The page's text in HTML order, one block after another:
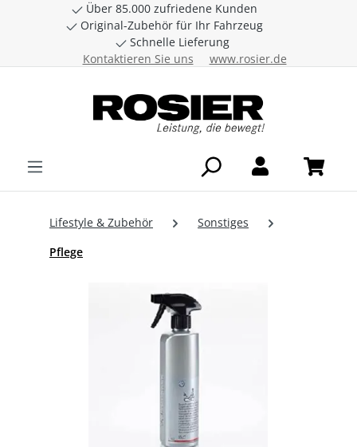
Zum Hauptinhalt springen
Über 85.000 zufriedene Kunden
Original-Zubehör für Ihr Fahrzeug
Schnelle Lieferung
Kontaktieren Sie uns
www.rosier.de
Lifestyle & Zubehör
Sonstiges
Pflege
Bildergalerie überspringen